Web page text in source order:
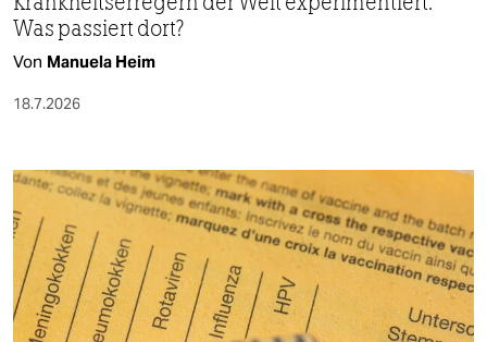
Was passiert dort?
Von Manuela Heim
18.7.2026